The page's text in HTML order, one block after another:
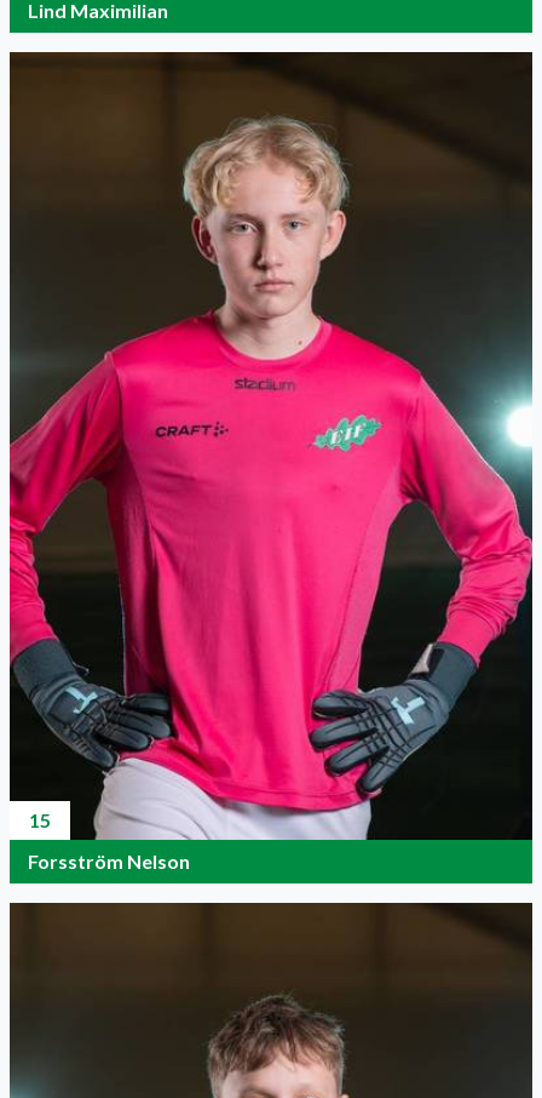
Lind Maximilian
15
Forsström Nelson